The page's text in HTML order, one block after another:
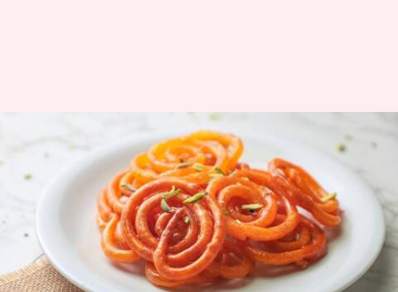
Cobalah Ajwain Jalebi untuk
Rasa Manis yang Unik
Handoko Sep 03, 2025 12:02 pm
Apa ceritanya
Ajwain jalebi
adalah variasi unik dari makanan